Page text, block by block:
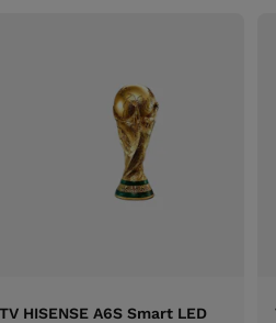
TV HISENSE A6S Smart LED